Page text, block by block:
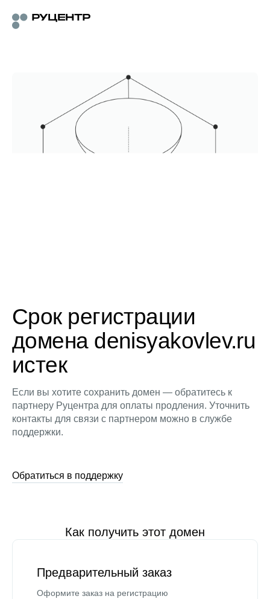
Срок регистрации
домена denisyakovlev.ru
истек
Если вы хотите сохранить домен — обратитесь к
партнеру Руцентра для оплаты продления. Уточнить
контакты для связи с партнером можно в службе
поддержки.
Обратиться в поддержку
Как получить этот домен
Предварительный заказ
Оформите заказ на регистрацию